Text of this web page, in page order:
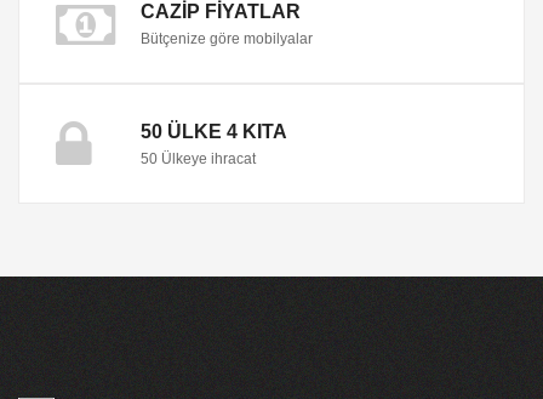
CAZIP FIYATLAR
Bütçenize göre mobilyalar
50 ÜLKE 4 KITA
50 Ülkeye ihracat